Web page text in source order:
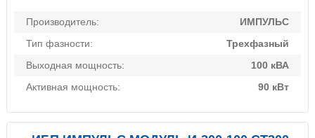
Производитель:
ИМПУЛЬС
Тип фазности:
Трехфазный
Выходная мощность:
100 кВА
Активная мощность:
90 кВт